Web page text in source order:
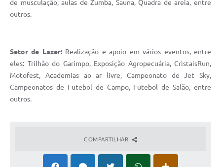
de musculação, aulas de Zumba, Sauna, Quadra de areia, entre
outros.
Setor de Lazer:Realização e apoio em vários eventos, entre
eles: Trilhão do Garimpo, Exposição Agropecuária, CristaisRun,
Motofest, Academias ao ar livre, Campeonato de Jet Sky,
Campeonatos de Futebol de Campo, Futebol de Salão, entre
outros.
COMPARTILHAR